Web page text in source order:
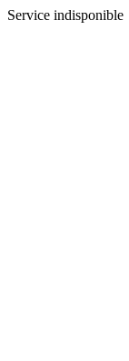
Service indisponible